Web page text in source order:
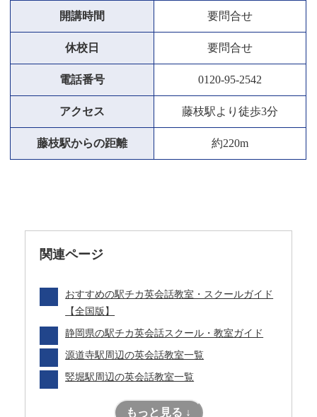
開講時間 要問合せ
休校日 要問合せ
電話番号 0120-95-2542
アクセス 藤枝駅より徒歩3分
藤枝駅からの距離 約220m
関連ページ
おすすめの駅チカ英会話教室・スクールガイド
【全国版】
静岡県の駅チカ英会話スクール・教室ガイド
源道寺駅周辺の英会話教室一覧
竪堀駅周辺の英会話教室一覧
もっと見る ↓